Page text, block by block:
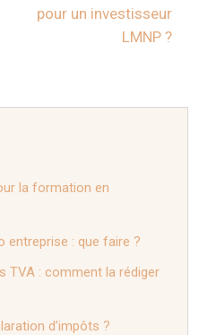
pour un investisseur
LMNP ?
la formation en
entreprise : que faire ?
TVA : comment la rédiger
d’impôts ?